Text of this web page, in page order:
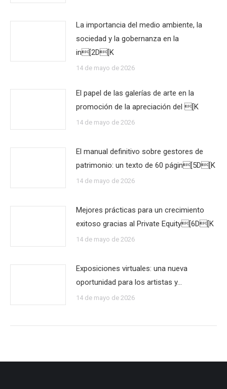
La importancia del medio ambiente, la
sociedad y la gobernanza en la
in[2D[K
14 de mayo de 2026
El papel de las galerías de arte en la
promoción de la apreciación del [K
14 de mayo de 2026
El manual definitivo sobre gestores de
patrimonio: un texto de 60 págin[5D[K
14 de mayo de 2026
Mejores prácticas para un crecimiento
exitoso gracias al Private Equity[6D[K
14 de mayo de 2026
Exposiciones virtuales: una nueva
oportunidad para los artistas y…
14 de mayo de 2026